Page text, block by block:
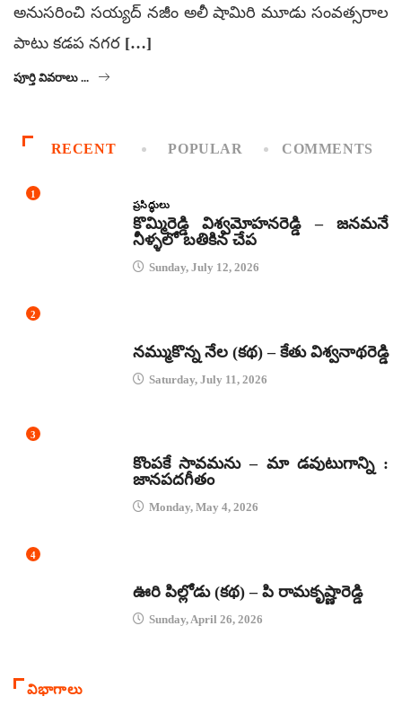
అనుసరించి సయ్యద్ నజీం అలీ షామిరి మూడు సంవత్సరాల
పాటు కడప నగర […]
పూర్తి వివరాలు ...
RECENT POPULAR COMMENTS
1
ప్రసిద్ధులు
కొమ్మిరెడ్డి విశ్వమోహనరెడ్డి – జనమనే
నీళ్ళలో బతికిన చేప
Sunday, July 12, 2026
2
నమ్ముకొన్న నేల (కథ) – కేతు విశ్వనాథరెడ్డి
Saturday, July 11, 2026
3
కొంపకే సావమను – మా డవుటుగాన్ని :
జానపదగీతం
Monday, May 4, 2026
4
ఊరి పిల్లోడు (కథ) – పి రామకృష్ణారెడ్డి
Sunday, April 26, 2026
విభాగాలు